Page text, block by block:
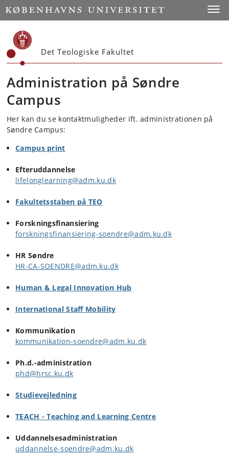
Start
Det Teologiske Fakultet
Administration på Søndre
Campus
Her kan du se kontaktmuligheder ift. administrationen på
Søndre Campus:
Campus print
Efteruddannelse
lifelonglearning@adm.ku.dk
Fakultetsstaben på TEO
Forskningsfinansiering
forskningsfinansiering-soendre@adm.ku.dk​
HR Søndre
HR-CA-SOENDRE@adm.ku.dk
Human & Legal Innovation Hub
International Staff Mobility
Kommunikation
kommunikation-soendre@adm.ku.dk​
Ph.d.-administration
phd@hrsc.ku.dk
Studievejledning
TEACH - Teaching and Learning Centre
Uddannelsesadministration
uddannelse-soendre@adm.ku.dk